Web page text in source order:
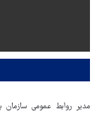
مدیر روابط عمومی